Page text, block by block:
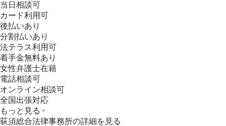
当日相談可
カード利用可
後払いあり
分割払いあり
法テラス利用可
着手金無料あり
女性弁護士在籍
電話相談可
オンライン相談可
全国出張対応
もっと見る
荻須総合法律事務所の詳細を見る